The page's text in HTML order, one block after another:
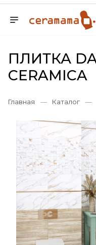
ПЛИТКА
CERAMICA
Главная — Каталог —